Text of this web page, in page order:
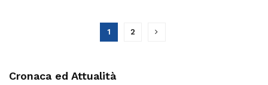
1 2
Cronaca ed Attualità